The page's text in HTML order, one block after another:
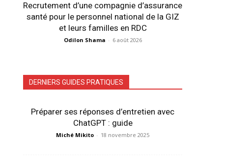
Recrutement d’une compagnie d’assurance
santé pour le personnel national de la GIZ
et leurs familles en RDC
Odilon Shama - 6 août 2026
DERNIERS GUIDES PRATIQUES
Préparer ses réponses d’entretien avec
ChatGPT : guide
Miché Mikito - 18 novembre 2025